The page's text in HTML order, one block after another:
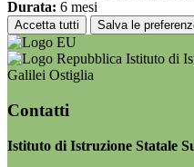
Durata: 6 mesi
Accetta tutti Salva le
Istituto di
Galilei Ostiglia
Contatti
Istituto di Istruzione Statale